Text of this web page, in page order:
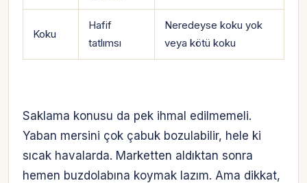
Koku
Hafif
tatlımsı
Neredeyse koku yok
veya kötü koku
Saklama konusu da pek ihmal edilmemeli.
Yaban mersini çok çabuk bozulabilir, hele ki
sıcak havalarda. Marketten aldıktan sonra
hemen buzdolabına koymak lazım. Ama dikkat,